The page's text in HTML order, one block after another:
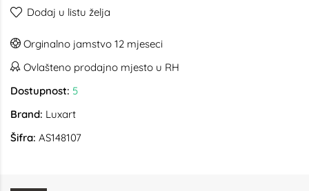
Dodaj u listu želja
Orginalno jamstvo 12 mjeseci
Ovlašteno prodajno mjesto u RH
Dostupnost: 5
Brand: Luxart
Šifra: AS148107